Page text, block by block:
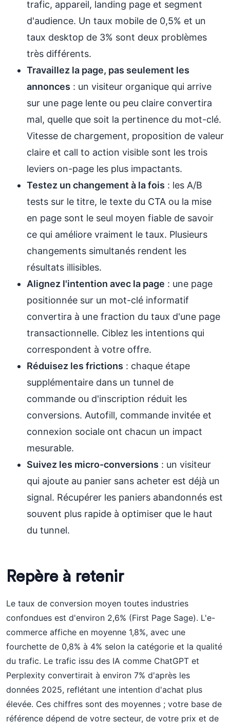
trafic, appareil, landing page et segment
d'audience. Un taux mobile de 0,5% et un
taux desktop de 3% sont deux problèmes
très différents.
Travaillez la page, pas seulement les
annonces : un visiteur organique qui arrive
sur une page lente ou peu claire convertira
mal, quelle que soit la pertinence du mot-clé.
Vitesse de chargement, proposition de valeur
claire et call to action visible sont les trois
leviers on-page les plus impactants.
Testez un changement à la fois : les A/B
tests sur le titre, le texte du CTA ou la mise
en page sont le seul moyen fiable de savoir
ce qui améliore vraiment le taux. Plusieurs
changements simultanés rendent les
résultats illisibles.
Alignez l'intention avec la page : une page
positionnée sur un mot-clé informatif
convertira à une fraction du taux d'une page
transactionnelle. Ciblez les intentions qui
correspondent à votre offre.
Réduisez les frictions : chaque étape
supplémentaire dans un tunnel de
commande ou d'inscription réduit les
conversions. Autofill, commande invitée et
connexion sociale ont chacun un impact
mesurable.
Suivez les micro-conversions : un visiteur
qui ajoute au panier sans acheter est déjà un
signal. Récupérer les paniers abandonnés est
souvent plus rapide à optimiser que le haut
du tunnel.
Repère à retenir
Le taux de conversion moyen toutes industries
confondues est d'environ 2,6% (First Page Sage). L'e-
commerce affiche en moyenne 1,8%, avec une
fourchette de 0,8% à 4% selon la catégorie et la qualité
du trafic. Le trafic issu des IA comme ChatGPT et
Perplexity convertirait à environ 7% d'après les
données 2025, reflétant une intention d'achat plus
élevée. Ces chiffres sont des moyennes ; votre base de
référence dépend de votre secteur, de votre prix et de